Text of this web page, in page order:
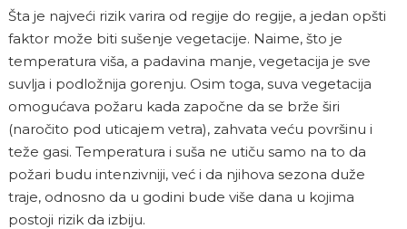
Šta je najveći rizik varira od regije do regije, a jedan opšti
faktor može biti sušenje vegetacije. Naime, što je
temperatura viša, a padavina manje, vegetacija je sve
suvlja i podložnija gorenju. Osim toga, suva vegetacija
omogućava požaru kada započne da se brže širi
(naročito pod uticajem vetra), zahvata veću površinu i
teže gasi. Temperatura i suša ne utiču samo na to da
požari budu intenzivniji, već i da njihova sezona duže
traje, odnosno da u godini bude više dana u kojima
postoji rizik da izbiju.